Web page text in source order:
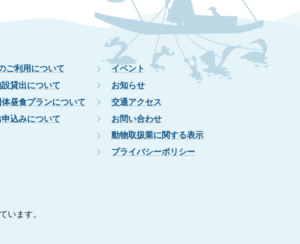
ご利用について
貸出について
体昼食プランについて
申込みについて
イベント
お知らせ
交通アクセス
お問い合わせ
動物取扱業に関する表示
プライバシーポリシー
います。